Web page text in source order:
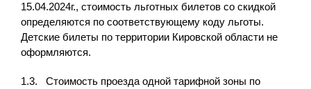
15.04.2024г., стоимость льготных билетов со скидкой
определяются по соответствующему коду льготы.
Детские билеты по территории Кировской области не
оформляются.
1.3. Стоимость проезда одной тарифной зоны по